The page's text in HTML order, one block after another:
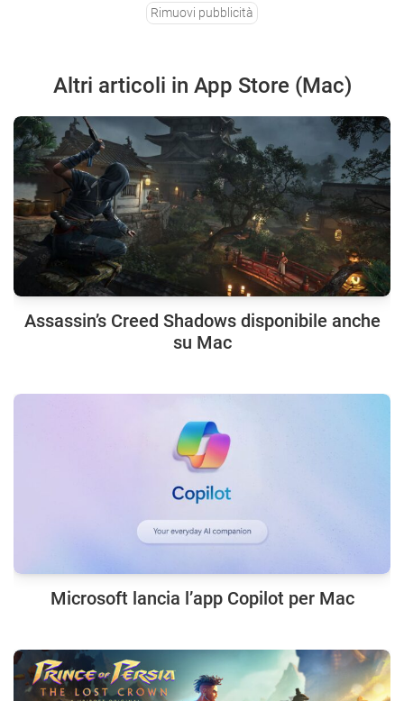
Rimuovi pubblicità
Altri articoli in App Store (Mac)
Assassin’s Creed Shadows disponibile anche
su Mac
Microsoft lancia l’app Copilot per Mac